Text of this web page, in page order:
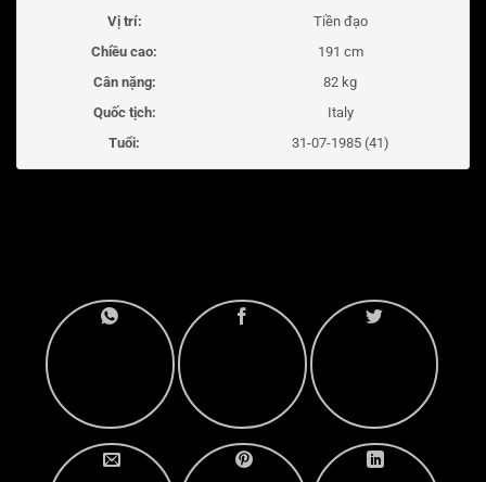
Vị trí:
Tiền đạo
Chiều cao:
191 cm
Cân nặng:
82 kg
Quốc tịch:
Italy
Tuổi:
31-07-1985 (41)